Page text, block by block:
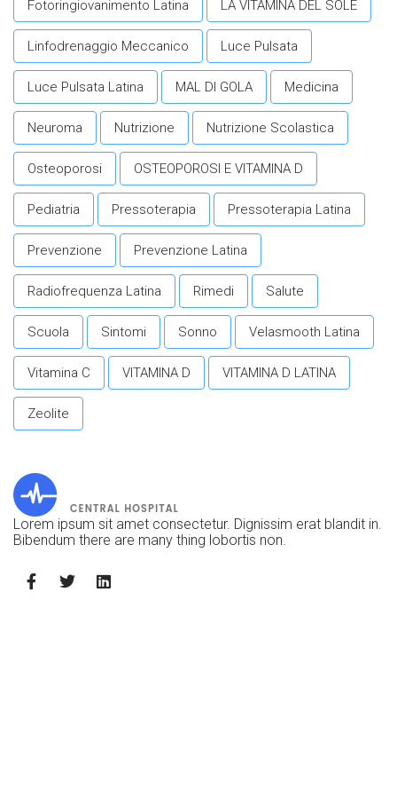
Fotoringiovanimento Latina LA VITAMINA DEL SOLE
Linfodrenaggio Meccanico Luce Pulsata
Luce Pulsata Latina MAL DI GOLA Medicina
Neuroma Nutrizione Nutrizione Scolastica
Osteoporosi OSTEOPOROSI E VITAMINA D
Pediatria Pressoterapia Pressoterapia Latina
Prevenzione Prevenzione Latina
Radiofrequenza Latina Rimedi Salute
Scuola Sintomi Sonno Velasmooth Latina
Vitamina C VITAMINA D VITAMINA D LATINA
Zeolite
Lorem ipsum sit amet consectetur. Dignissim erat blandit in.
Bibendum there are many thing lobortis non.